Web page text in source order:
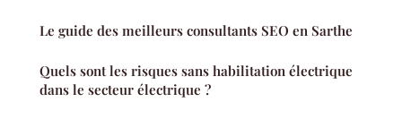
Le guide des meilleurs consultants SEO en Sarthe
Quels sont les risques sans habilitation électrique
dans le secteur électrique ?